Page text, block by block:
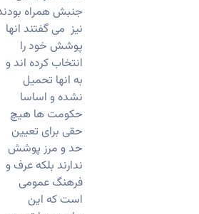
جنبش همراه بودند
نیز می گفتند انها
پوشش خود را
انتخاب کرده اند و
به انها تحمیل
نشده و اساسا
حکومت ها هیچ
حقی برای تعیین
حد و مرز پوشش
ندارند بلکه عرف و
فرهنگ عمومی
است که این